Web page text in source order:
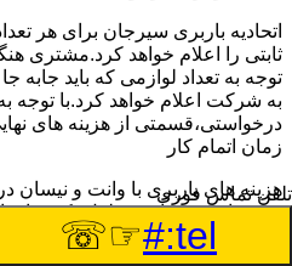
اتحادیه باربری سیرجان برای هر
ثابتی را اعلام خواهد کرد.مشتری
توجه به تعداد لوازمی که باید جابه جا
به شرکت اعلام خواهد کرد.با توجه به
درخواستی،قسمتی از هزینه های
زمان اتمام کار
هزینه های باربری با وانت و نیسان
بیشتر از سه ساعت طول
زمان به صورت استادندارد توسط
است.عواملی مثل آب
تلفن تماس فوری
tel:#
☞☏